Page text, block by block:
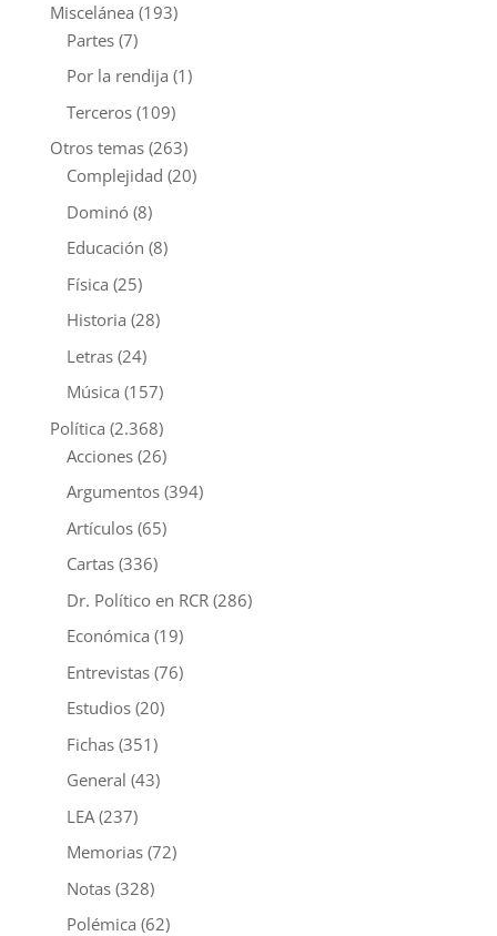
Miscelánea (193)
Partes(7)
Por la rendija (1)
Terceros(109)
Otros temas(263)
Complejidad (20)
Dominó(8)
Educación (8)
Física (25)
Historia (28)
Letras(24)
Música (157)
Política (2.368)
Acciones(26)
Argumentos(394)
Artículos(65)
Cartas(336)
Dr. Político en RCR(286)
Económica (19)
Entrevistas(76)
Estudios(20)
Fichas(351)
General (43)
LEA(237)
Memorias(72)
Notas(328)
Polémica (62)